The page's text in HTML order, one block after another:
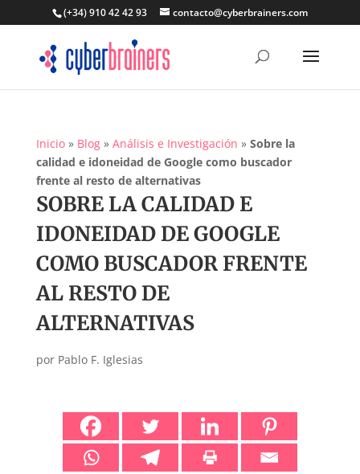
(+34) 910 42 42 93 contacto@cyberbrainers.com
Inicio» Blog» Análisis e Investigación » Sobre la
calidad e idoneidad de Google como buscador
frente al resto de alternativas
SOBRE LA CALIDAD E
IDONEIDAD DE GOOGLE
COMO BUSCADOR FRENTE
AL RESTO DE
ALTERNATIVAS
por Pablo F. Iglesias